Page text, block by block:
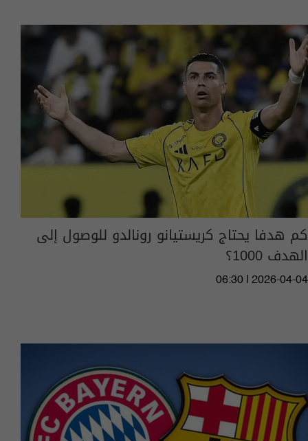
كم هدفا يحتاج كريستيانو رونالدو للوصول إلى
الهدف 1000؟
06:30 | 2026-04-04